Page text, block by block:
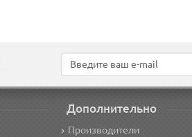
Дополнительно
Производители